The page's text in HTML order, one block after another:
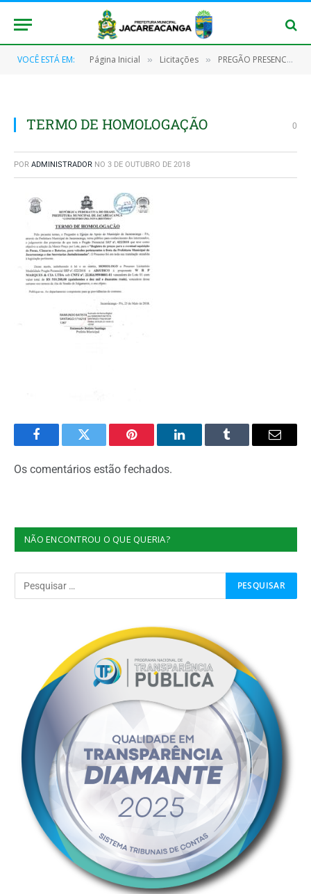
VOCÊ ESTÁ EM: Página Inicial » Licitações » PREGÃO PRESENCIAL Nº 022/2018 – SRP
TERMO DE HOMOLOGAÇÃO 0
POR ADMINISTRADOR NO 3 DE OUTUBRO DE 2018
FacebookTwitter Pinterest O
Tumblr
E-
Os comentários estão fechados.
NÃO ENCONTROU O QUE QUERIA?